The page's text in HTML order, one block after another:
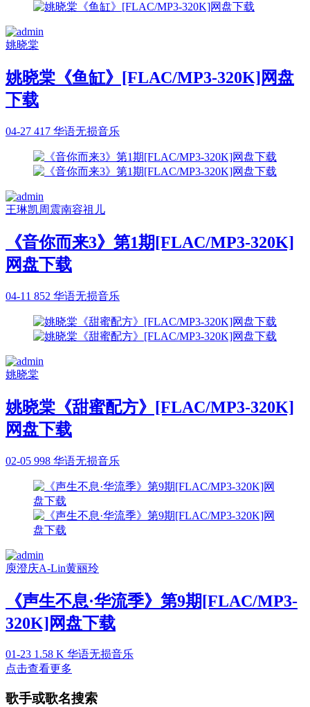
姚晓棠
姚晓棠《鱼缸》[FLAC/MP3-320K]网盘
下载
04-27 417 华语无损音乐
王琳凯周震南容祖儿
《音你而来3》第1期[FLAC/MP3-320K]
网盘下载
04-11 852 华语无损音乐
姚晓棠
姚晓棠《甜蜜配方》[FLAC/MP3-320K]
网盘下载
02-05 998 华语无损音乐
庾澄庆A-Lin黄丽玲
《声生不息·华流季》第9期[FLAC/MP3-
320K]网盘下载
01-23 1.58 K 华语无损音乐
点击查看更多
歌手或歌名搜索